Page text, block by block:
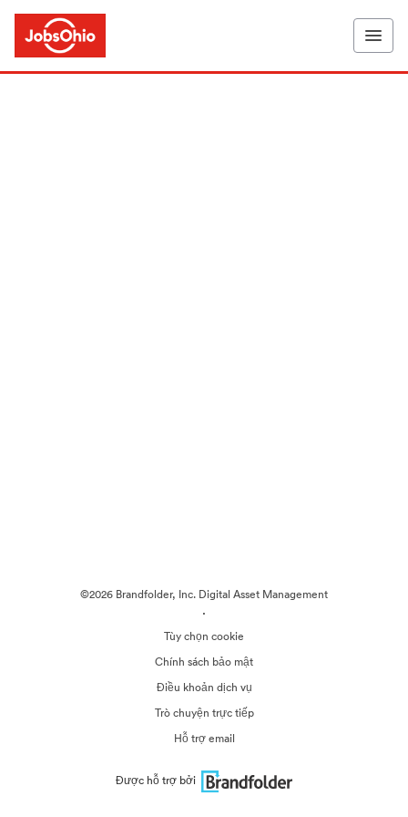
©2026 Brandfolder, Inc. Digital Asset Management
·
Tùy chọn cookie
Chính sách bảo mật
Điều khoản dịch vụ
Trò chuyện trực tiếp
Hỗ trợ email
Được hỗ trợ bởi